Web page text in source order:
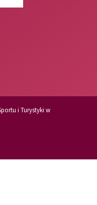
i Turystyki w